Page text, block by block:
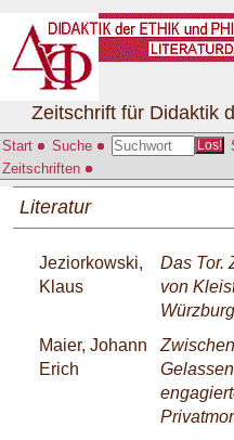
Start Suche Los!
Zeitschriften
Zeitschrift für Didaktik
Literatur
Jeziorkowski,
Klaus
Das Tor.
von
Maier, Johann
Erich